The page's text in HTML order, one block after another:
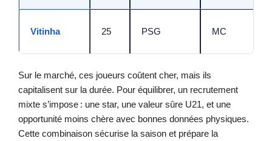
Vitinha 25 PSG MC
Sur le marché, ces joueurs coûtent cher, mais ils
capitalisent sur la durée. Pour équilibrer, un recrutement
mixte s’impose : une star, une valeur sûre U21, et une
opportunité moins chère avec bonnes données physiques.
Cette combinaison sécurise la saison et prépare la